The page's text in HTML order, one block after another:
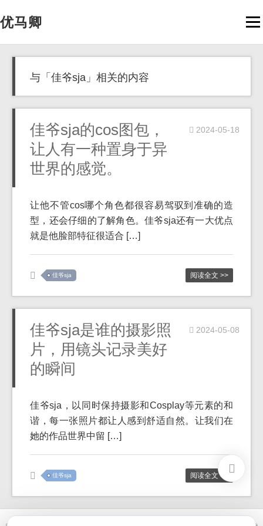
优马卿
与「佳爷sja」相关的内容
佳爷sja的cos图包，
让人有一种置身于异
世界的感觉。
2024-05-18
让他不管cos哪个角色都很容易驾驭到准确的造
型，还会仔细的了解角色。佳爷sja还有一大优点
就是他脸部特征很适合 […]
佳爷sja 阅读全文 >>
佳爷sja是谁的摄影照
片，用镜头记录美好
的瞬间
2024-05-08
佳爷sja，以同时保持摄影和Cosplay等元素的和
谐，每一张照片都让人感到舒适自然。让我们在
她的作品世界中留 […]
佳爷sja 阅读全文 >>